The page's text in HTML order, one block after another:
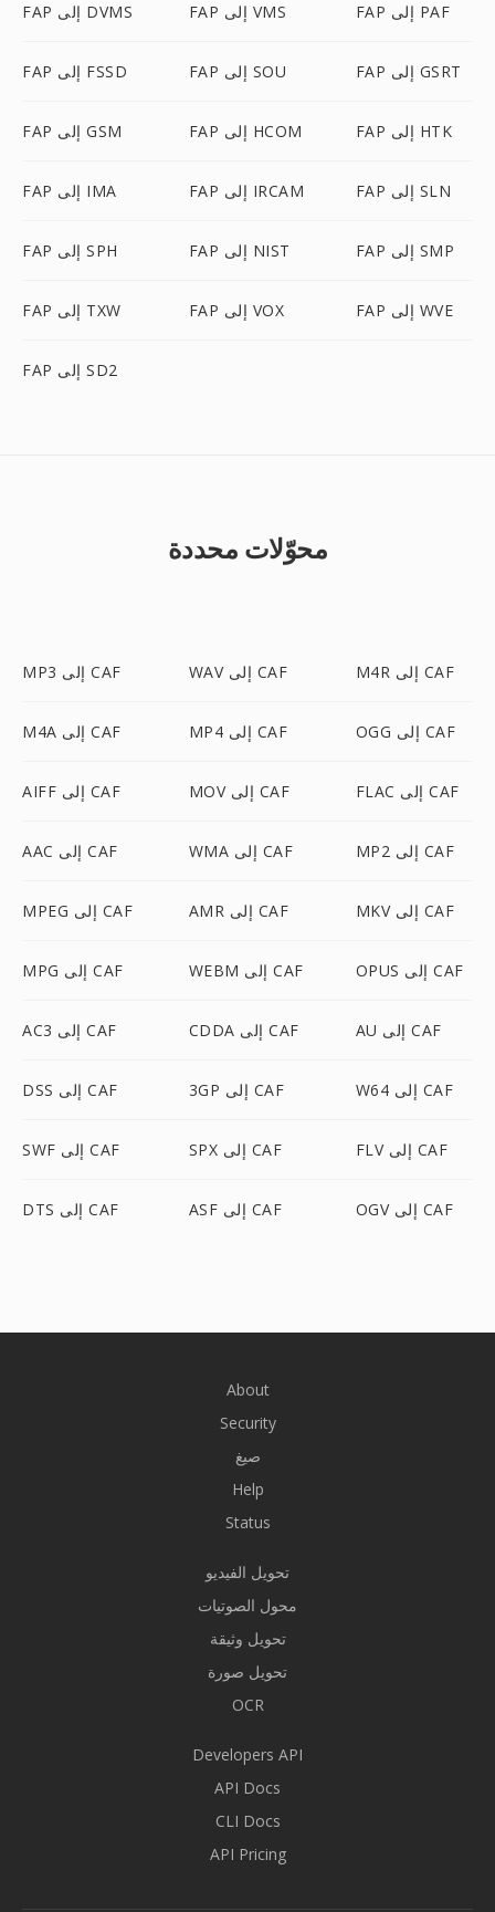
FAP إلى DVMS FAP إلى VMS FAP إلى PAF
FAP إلى FSSD FAP إلى SOU FAP إلى GSRT
FAP إلى GSM FAP إلى HCOM FAP إلى HTK
FAP إلى IMA FAP إلى IRCAM FAP إلى SLN
FAP إلى SPH FAP إلى NIST FAP إلى SMP
FAP إلى TXW FAP إلى VOX FAP إلى WVE
FAP إلى SD2
محوّلات محددة
MP3 إلى CAF WAV إلى CAF M4R إلى CAF
M4A إلى CAF MP4 إلى CAF OGG إلى CAF
AIFF إلى CAF MOV إلى CAF FLAC إلى CAF
AAC إلى CAF WMA إلى CAF MP2 إلى CAF
MPEG إلى CAF AMR إلى CAF MKV إلى CAF
MPG إلى CAF WEBM إلى CAF OPUS إلى CAF
AC3 إلى CAF CDDA إلى CAF AU إلى CAF
DSS إلى CAF 3GP إلى CAF W64 إلى CAF
SWF إلى CAF SPX إلى CAF FLV إلى CAF
DTS إلى CAF ASF إلى CAF OGV إلى CAF
About
Security
صيغ
Help
Status
تحويل الفيديو
محول الصوتيات
تحويل وثيقة
تحويل صورة
OCR
Developers API
API Docs
CLI Docs
API Pricing